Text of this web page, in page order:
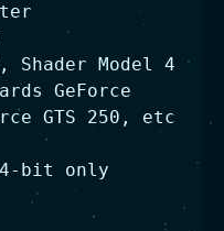
Model 4
GeForce
GTS 250, etc
bit only